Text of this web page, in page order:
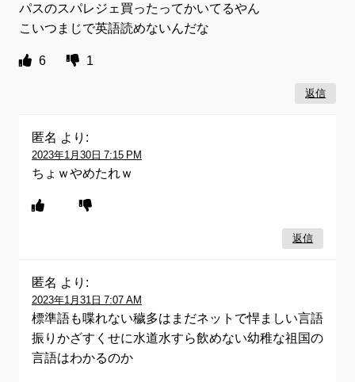
パスのスパレジェ買ったってかいてるやん
こいつまじで英語読めないんだな
6 1
返信
匿名 より:
2023年1月30日 7:15 PM
ちょｗやめたれｗ
返信
匿名 より:
2023年1月31日 7:07 AM
標準語も喋れない穢多はまだネットで悍ましい言語
振りかざすくせに水道水すら飲めない幼稚な祖国の
言語はわかるのか